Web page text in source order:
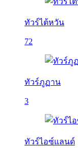
ทัวร์ไต้หวัน
72
ทัวร์ภูฏาน
3
ทัวร์ไอซ์แลนด์